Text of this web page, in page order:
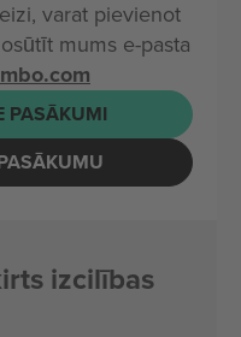
varat pievienot
mums e-pasta
PASĀKUMI
izcilības